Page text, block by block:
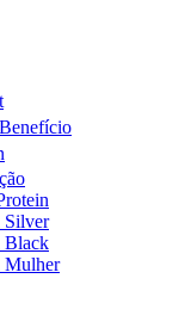
Silver
Black
Mulher